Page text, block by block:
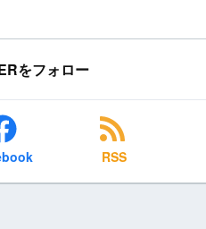
をフォロー
RSS